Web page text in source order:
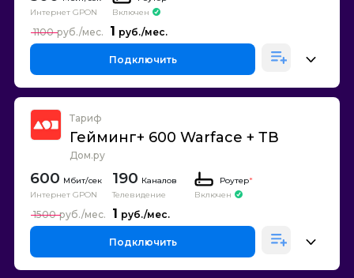
Интернет GPON
Включен
1
1100
Подключить
Тариф
Гейминг+ 600 Warface + ТВ
Дом.ру
600
Интернет GPON
190 Каналов
Телевидение
Роутер*
Включен
1
1500
Подключить